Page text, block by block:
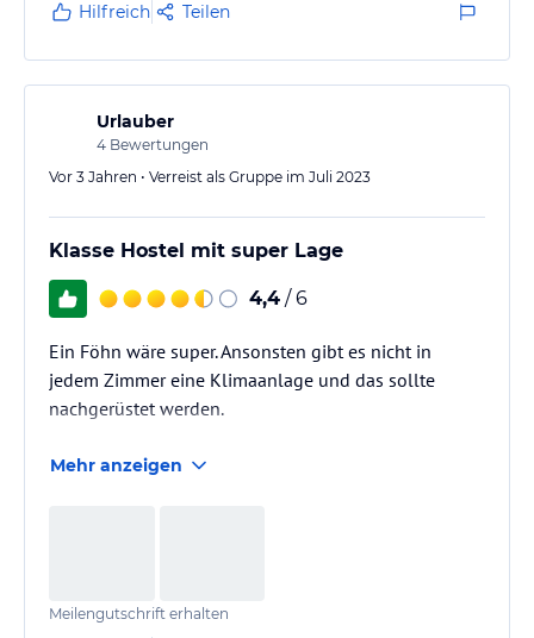
Hilfreich Teilen
Urlauber
4 Bewertungen
Vor 3 Jahren • Verreist als Gruppe im Juli 2023
Klasse Hostel mit super Lage
4,4 / 6
Ein Föhn wäre super. Ansonsten gibt es nicht in
jedem Zimmer eine Klimaanlage und das sollte
nachgerüstet werden.
Mehr anzeigen
Meilengutschrift erhalten